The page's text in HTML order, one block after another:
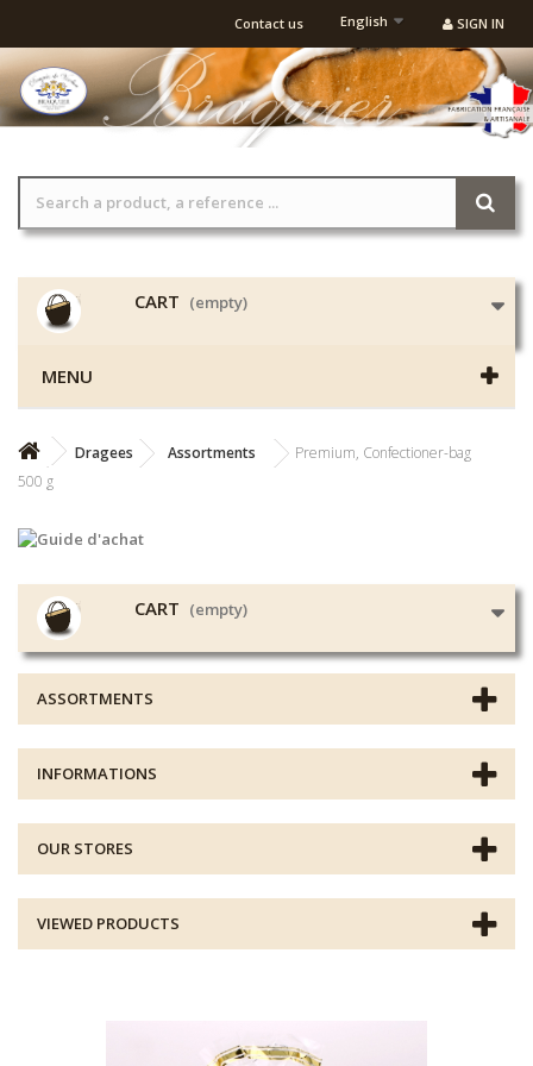
SIGN IN
English
Contact us
CART (empty)
MENU
Dragees Assortments
Premium, Confectioner-bag
500 g
CART (empty)
ASSORTMENTS
INFORMATIONS
OUR STORES
VIEWED PRODUCTS